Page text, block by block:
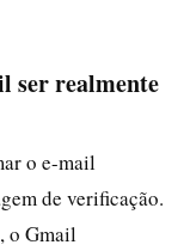
ser realmente
o e-mail
de verificação.
o Gmail